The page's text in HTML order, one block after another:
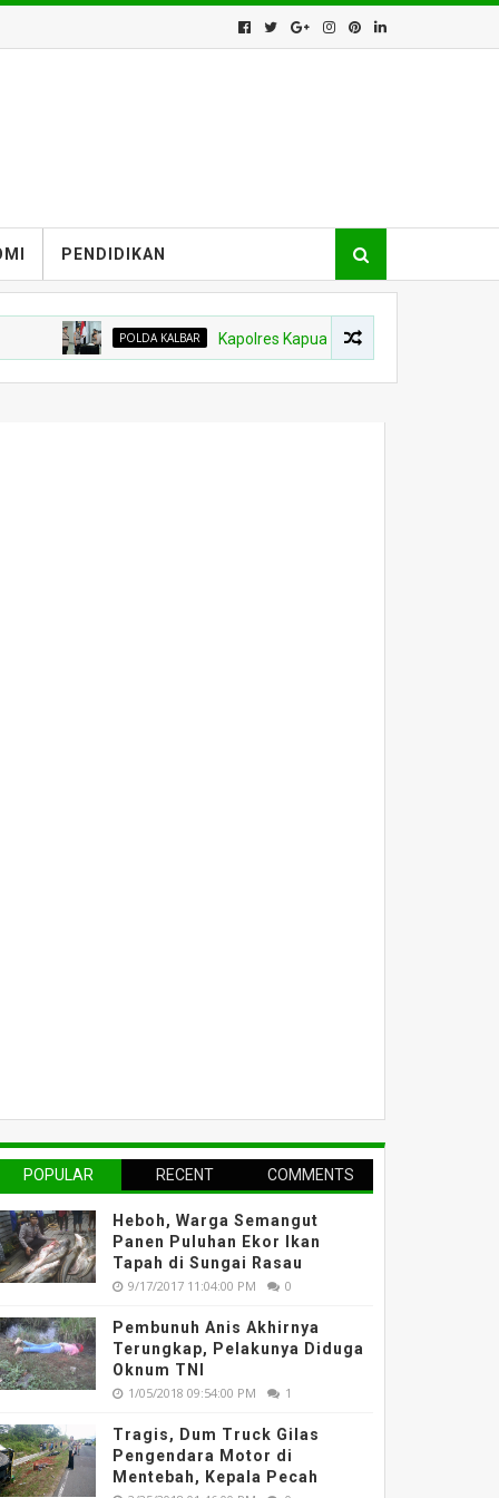
PENDIDIKAN
POLDA KALBAR Kapolres Kapuas Hulu Berganti, Kapolda Pimpin
POPULAR RECENT COMMENTS
Heboh, Warga Semangut
Panen Puluhan Ekor Ikan
Tapah di Sungai Rasau
9/17/2017 11:04:00 PM 0
Pembunuh Anis Akhirnya
Terungkap, Pelakunya Diduga
Oknum TNI
1/05/2018 09:54:00 PM 1
Tragis, Dum Truck Gilas
Pengendara Motor di
Mentebah, Kepala Pecah